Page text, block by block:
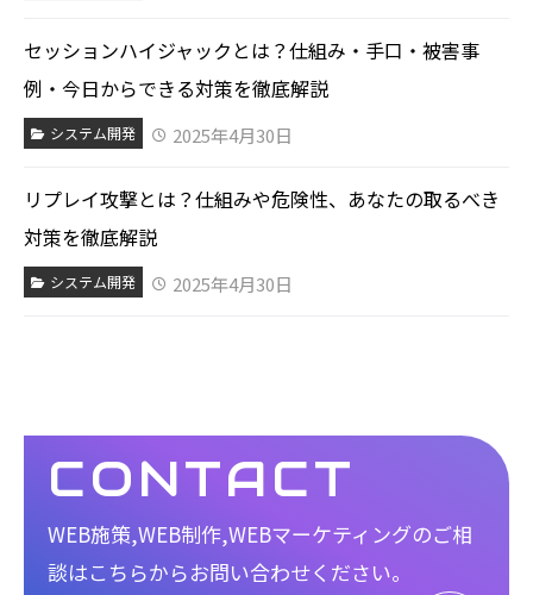
セッションハイジャックとは？仕組み・手口・被害事
例・今日からできる対策を徹底解説
システム開発 2025年4月30日
リプレイ攻撃とは？仕組みや危険性、あなたの取るべき
対策を徹底解説
システム開発 2025年4月30日
CONTACT
WEB施策,WEB制作,WEBマーケティングのご相
談はこちらからお問い合わせください。